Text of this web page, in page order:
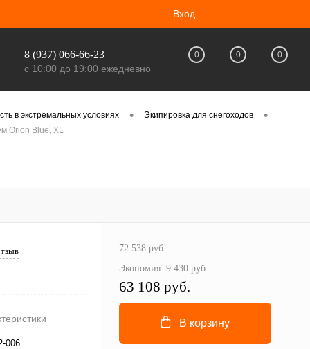
Вход
8 (937) 066-66-23
с 10:00 до 19:00 ежедневно
0 0 0
в экстремальных условиях • Экипировка для снегоходов •
Orion Blue, XL
006
72 538 руб.
Экономия: 9 430 руб.
63 108 руб.
В корзину